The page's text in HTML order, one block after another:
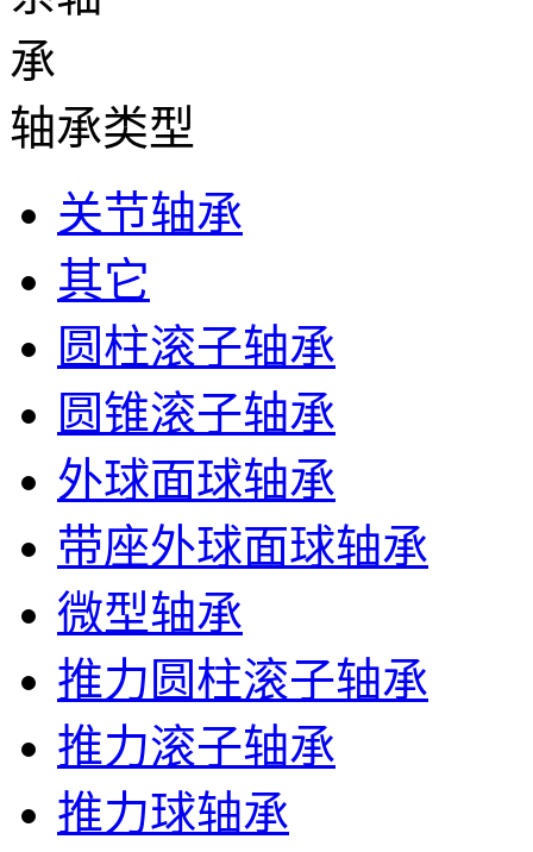
轴承类型
关节轴承
其它
圆柱滚子轴承
圆锥滚子轴承
外球面球轴承
带座外球面球轴承
微型轴承
推力圆柱滚子轴承
推力滚子轴承
推力球轴承